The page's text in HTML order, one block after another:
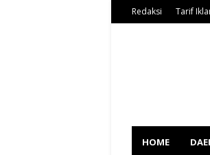
Redaksi Tarif
HOME